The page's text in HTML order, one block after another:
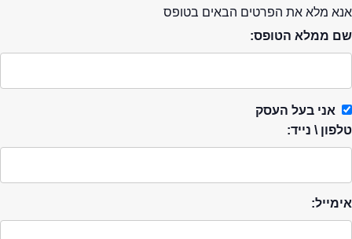
אנא מלא את הפרטים הבאים בטופס
שם ממלא הטופס:
אני בעל העסק
טלפון \ נייד:
אימייל: